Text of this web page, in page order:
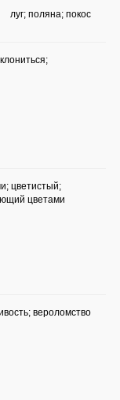
луг; поляна; покос
цветистый;
цветами
вероломство